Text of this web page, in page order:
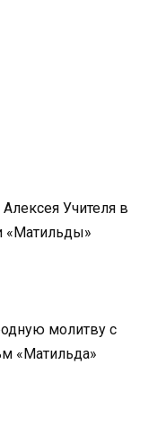
Учителя в
«Матильды»
молитву с
«Матильда»